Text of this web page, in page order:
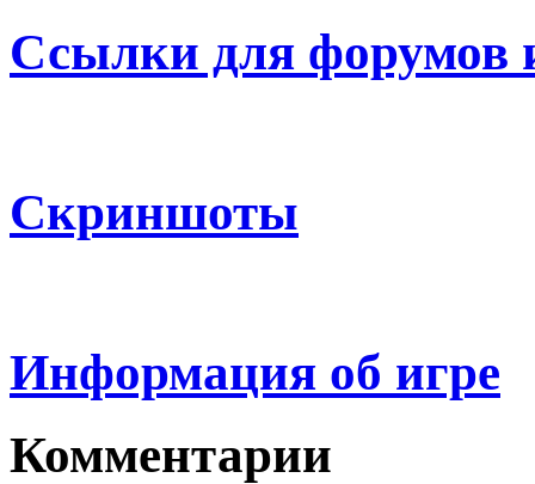
Ссылки для форумов
Скриншоты
Информация об игре
Комментарии